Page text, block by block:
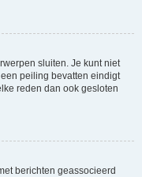
sluiten. Je kunt niet
peiling bevatten eindigt
reden dan ook gesloten
berichten geassocieerd